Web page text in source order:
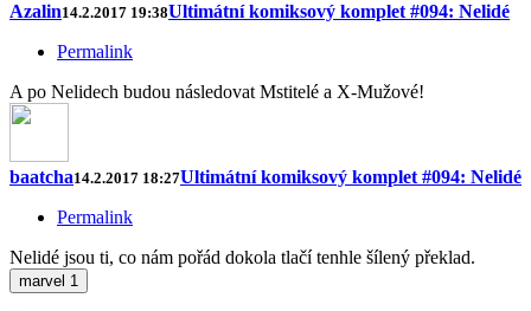
Azalin14.2.2017 19:38Ultimátní komiksový komplet #094: Nelidé
Permalink
A po Nelidech budou následovat Mstitelé a X-Mužové!
baatcha14.2.2017 18:27Ultimátní komiksový komplet #094: Nelidé
Permalink
Nelidé jsou ti, co nám pořád dokola tlačí tenhle šílený překlad.
marvel 1